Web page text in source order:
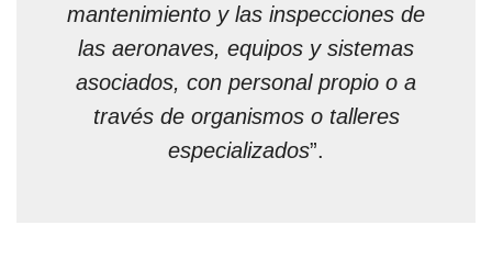
mantenimiento y las inspecciones de
las aeronaves, equipos y sistemas
asociados, con personal propio o a
través de organismos o talleres
especializados”.